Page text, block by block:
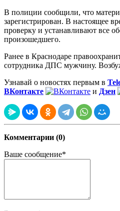
В полиции сообщили, что
зарегистрирован. В настоящее
проверку и устанавливают все
произошедшего.
Ранее в Краснодаре
сотрудника ДПС мужчину.
Узнавай о новостях первым в
ВКонтакте
и Дзен
Комментарии (0)
Ваше сообщение*